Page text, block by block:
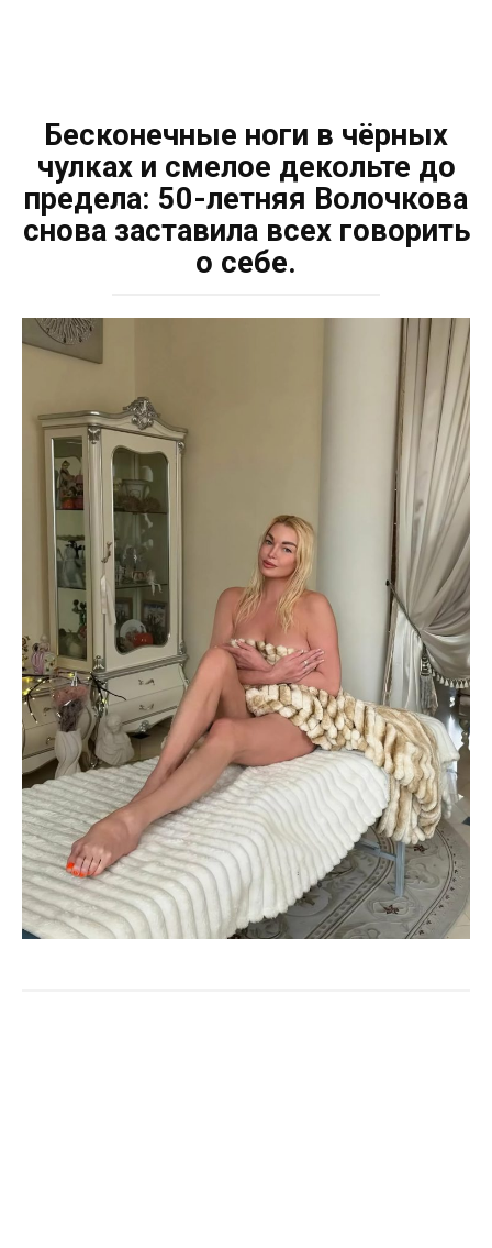
Бесконечные ноги в чёрных
чулках и смелое декольте до
предела: 50-летняя Волочкова
снова заставила всех говорить
о себе.